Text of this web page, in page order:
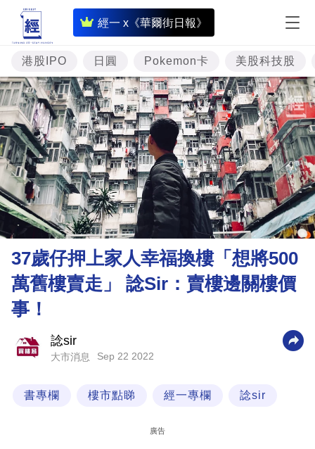
經一 x《華爾街日報》
即
時
財
經
專
題
投
資
樓
市
理
財
商
技
場
港股IPO 日圓 Pokemon卡 美股科技股
37歲仔押上家人幸福換樓「想將500
萬舊樓賣走」 諗Sir：賣樓邊關樓價
事！
諗sir
大市消息 Sep 22 2022
書專欄 樓市點睇 經一專欄 諗sir
廣告